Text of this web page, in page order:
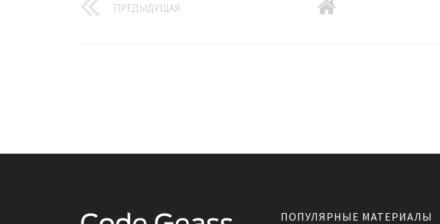
ПРЕДЫДУЩАЯ
ПОПУЛЯРНЫЕ МАТЕРИАЛЫ